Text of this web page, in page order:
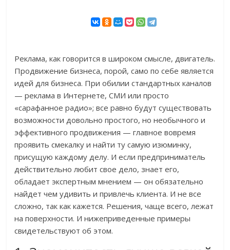
Реклама, как говорится в широком смысле, двигатель.
Продвижение бизнеса, порой, само по себе является
идей для бизнеса. При обилии стандартных каналов
— реклама в Интернете, СМИ или просто
«сарафанное радио»; все равно будут существовать
возможности довольно простого, но необычного и
эффективного продвижения — главное вовремя
проявить смекалку и найти ту самую изюминку,
присущую каждому делу. И если предприниматель
действительно любит свое дело, знает его,
обладает экспертным мнением — он обязательно
найдет чем удивить и привлечь клиента. И не все
сложно, так как кажется. Решения, чаще всего, лежат
на поверхности. И нижеприведенные примеры
свидетельствуют об этом.